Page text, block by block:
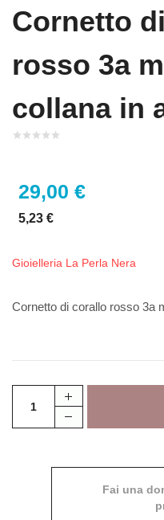
Cornetto
rosso 3a
collana in
29,00 €
5,23 €
Gioielleria La Perla Nera
Cornetto di corallo rosso 3a
Fai una